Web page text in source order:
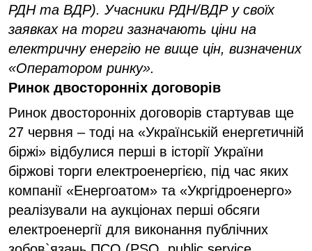
РДН та ВДР). Учасники РДН/ВДР у своїх
заявках на торги зазначають ціни на
електричну енергію не вище цін, визначених
«Оператором ринку».
Ринок двосторонніх договорів
Ринок двосторонніх договорів стартував ще
27 червня – тоді на «Українській енергетичній
біржі» відбулися перші в історії України
біржові торги електроенергією, під час яких
компанії «Енергоатом» та «Укргідроенерго»
реалізували на аукціонах перші обсяги
електроенергії для виконання публічних